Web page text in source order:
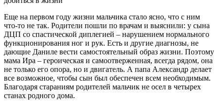
Еще на первом году жизни мальчика стало ясно, что с ним
что-то не так. Родители пошли по врачам и выяснили: у сына
ДЦП со спастической диплегией – нарушением нормального
функционирования ног и рук. Есть и другие диагнозы, не
дающие Даниле вести самостоятельный образ жизни. Поэтому
мама Ира – героическая и самоотверженная, всегда рядом, она
не только его опора, но и двигатель. А папа Александр делает
все возможное, чтобы сын был обеспечен всем необходимым.
Благодаря стараниям родителей мальчик не осел в четырех
станах родного дома.